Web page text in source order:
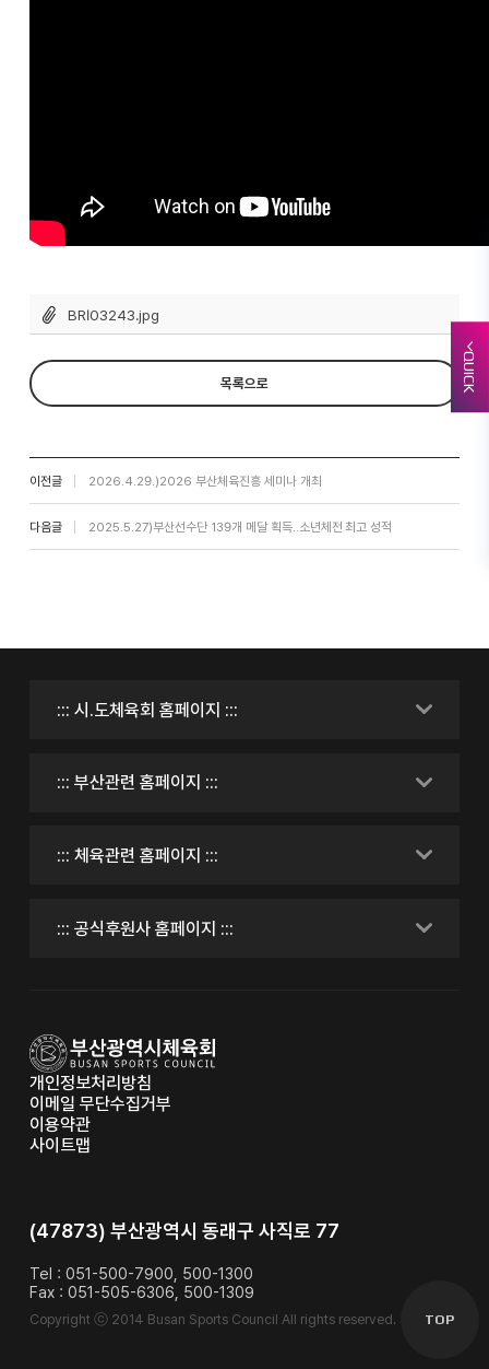
QUICK
BRI03243.jpg
목록으로
이전글 2026.4.29.)2026 부산체육진흥 세미나 개최
다음글 2025.5.27)부산선수단 139개 메달 획득..소년체전 최고 성적
개인정보처리방침
이메일 무단수집거부
이용약관
사이트맵
(47873) 부산광역시 동래구 사직로 77
Tel : 051-500-7900, 500-1300
Fax : 051-505-6306, 500-1309
Copyright ⓒ 2014 Busan Sports Council All rights reserved. TOP